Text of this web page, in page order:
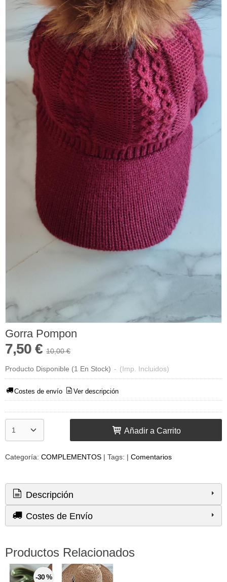
Gorra Pompon
7,50 € 10,00 €
Producto Disponible (1 En Stock) - (Imp. Incluidos)
Costes de envío Ver descripción
Añadir a Carrito
Categoría: COMPLEMENTOS | Tags: | Comentarios
Descripción
Costes de Envío
Productos Relacionados
-30 %